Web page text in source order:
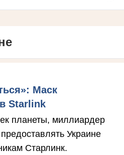
Маск
Starlink
планеты, миллиардер
Украине
Старлинк.